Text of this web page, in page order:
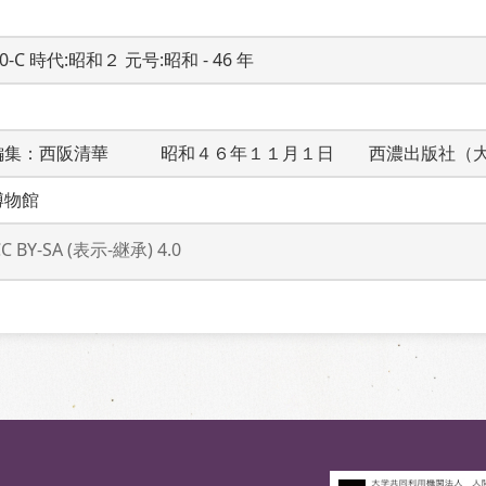
C 時代:昭和２ 元号:昭和 - 46 年
集：西阪清華　　　昭和４６年１１月１日　　西濃出版社（
物館
BY-SA (表示-継承) 4.0